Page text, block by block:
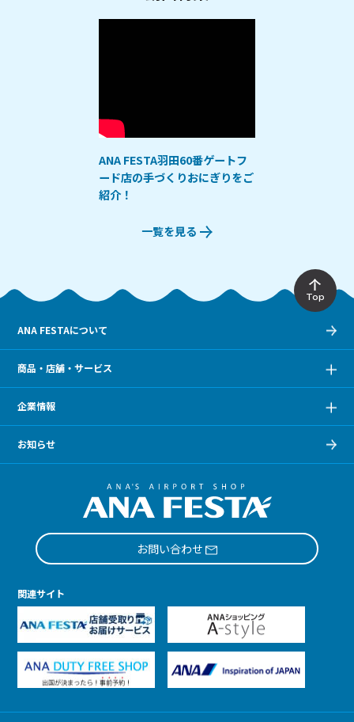
ANA FESTA羽田60番ゲートフ
ード店の手づくりおにぎりをご
紹介！
一覧を見る
Top
ANA FESTAについて
商品・店舗・サービス
企業情報
お知らせ
お問い合わせ
関連サイト